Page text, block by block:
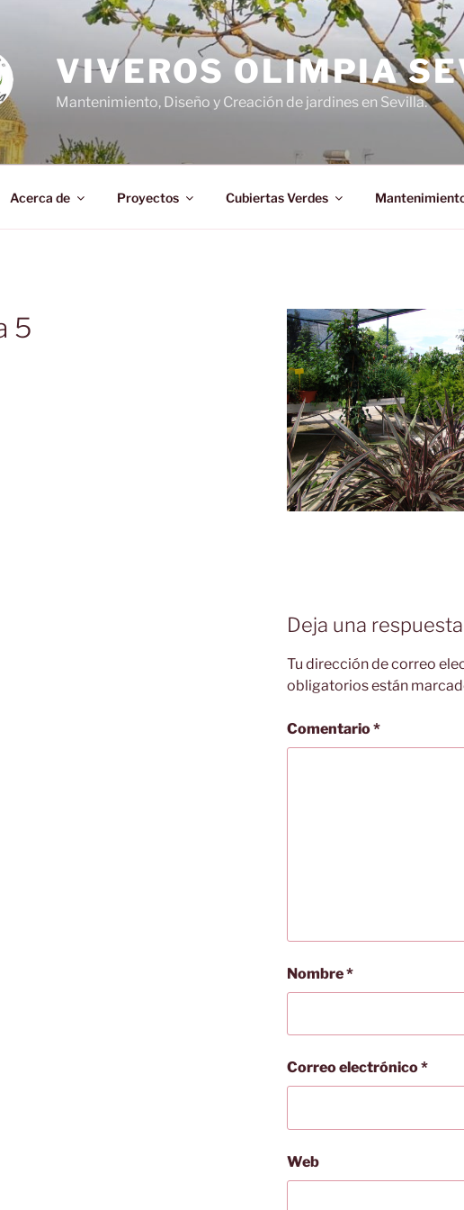
VIVEROS OLIMPIA
Mantenimiento, Diseño y Creación de jardines en Sevilla.
Acerca de Proyectos Cubiertas Verdes
5
Deja una respuesta
Tu dirección de correo
obligatorios están
Comentario*
Nombre*
Correo electrónico*
Web